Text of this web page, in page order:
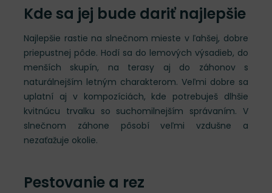
Kde sa jej bude dariť najlepšie
Najlepšie rastie na slnečnom mieste v ľahšej, dobre
priepustnej pôde. Hodí sa do lemových výsadieb, do
menších skupín, na terasy aj do záhonov s
naturálnejším letným charakterom. Veľmi dobre sa
uplatní aj v kompozíciách, kde potrebuješ dlhšie
kvitnúcu trvalku so suchomilnejším správaním. V
slnečnom záhone pôsobí veľmi vzdušne a
nezaťažuje okolie.
Pestovanie a rez